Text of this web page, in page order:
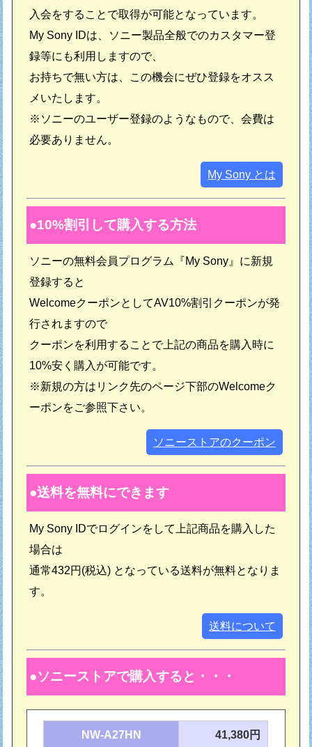
入会をすることで取得が可能となっています。
My Sony IDは、ソニー製品全般でのカスタマー登
録等にも利用しますので、
お持ちで無い方は、この機会にぜひ登録をオスス
メいたします。
※ソニーのユーザー登録のようなもので、会費は
必要ありません。
My Sony とは
10%割引して購入する方法
ソニーの無料会員プログラム『My Sony』に新規
登録すると
WelcomeクーポンとしてAV10%割引クーポンが発
行されますので
クーポンを利用することで上記の商品を購入時に
10%安く購入が可能です。
※新規の方はリンク先のページ下部のWelcomeク
ーポンをご参照下さい。
ソニーストアのクーポン
送料を無料にできます
My Sony IDでログインをして上記商品を購入した
場合は
通常432円(税込) となっている送料が無料となりま
す。
送料について
ソニーストアで購入すると・・・
NW-A27HN 41,380円